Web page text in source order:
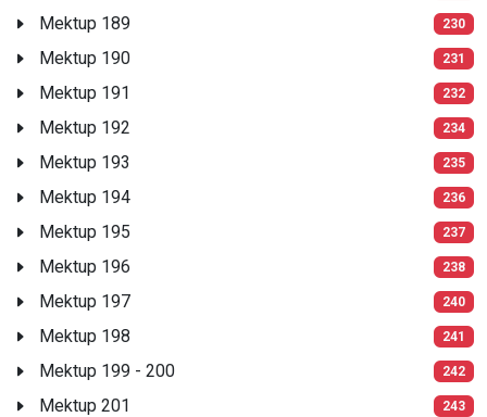
Mektup 189 230
Mektup 190 231
Mektup 191 232
Mektup 192 234
Mektup 193 235
Mektup 194 236
Mektup 195 237
Mektup 196 238
Mektup 197 240
Mektup 198 241
Mektup 199 - 200 242
Mektup 201 243